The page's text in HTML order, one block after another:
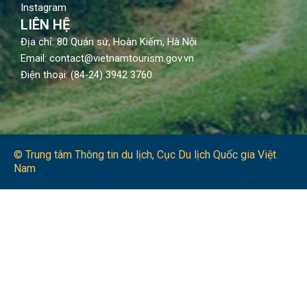
Instagram
LIÊN HỆ
Địa chỉ: 80 Quán sứ, Hoàn Kiếm, Hà Nội
Email: contact@vietnamtourism.gov.vn
Điện thoại: (84-24) 3942 3760
© Trung tâm Thông tin du lịch​, Cục Du lịch Quốc gia Việt
Nam